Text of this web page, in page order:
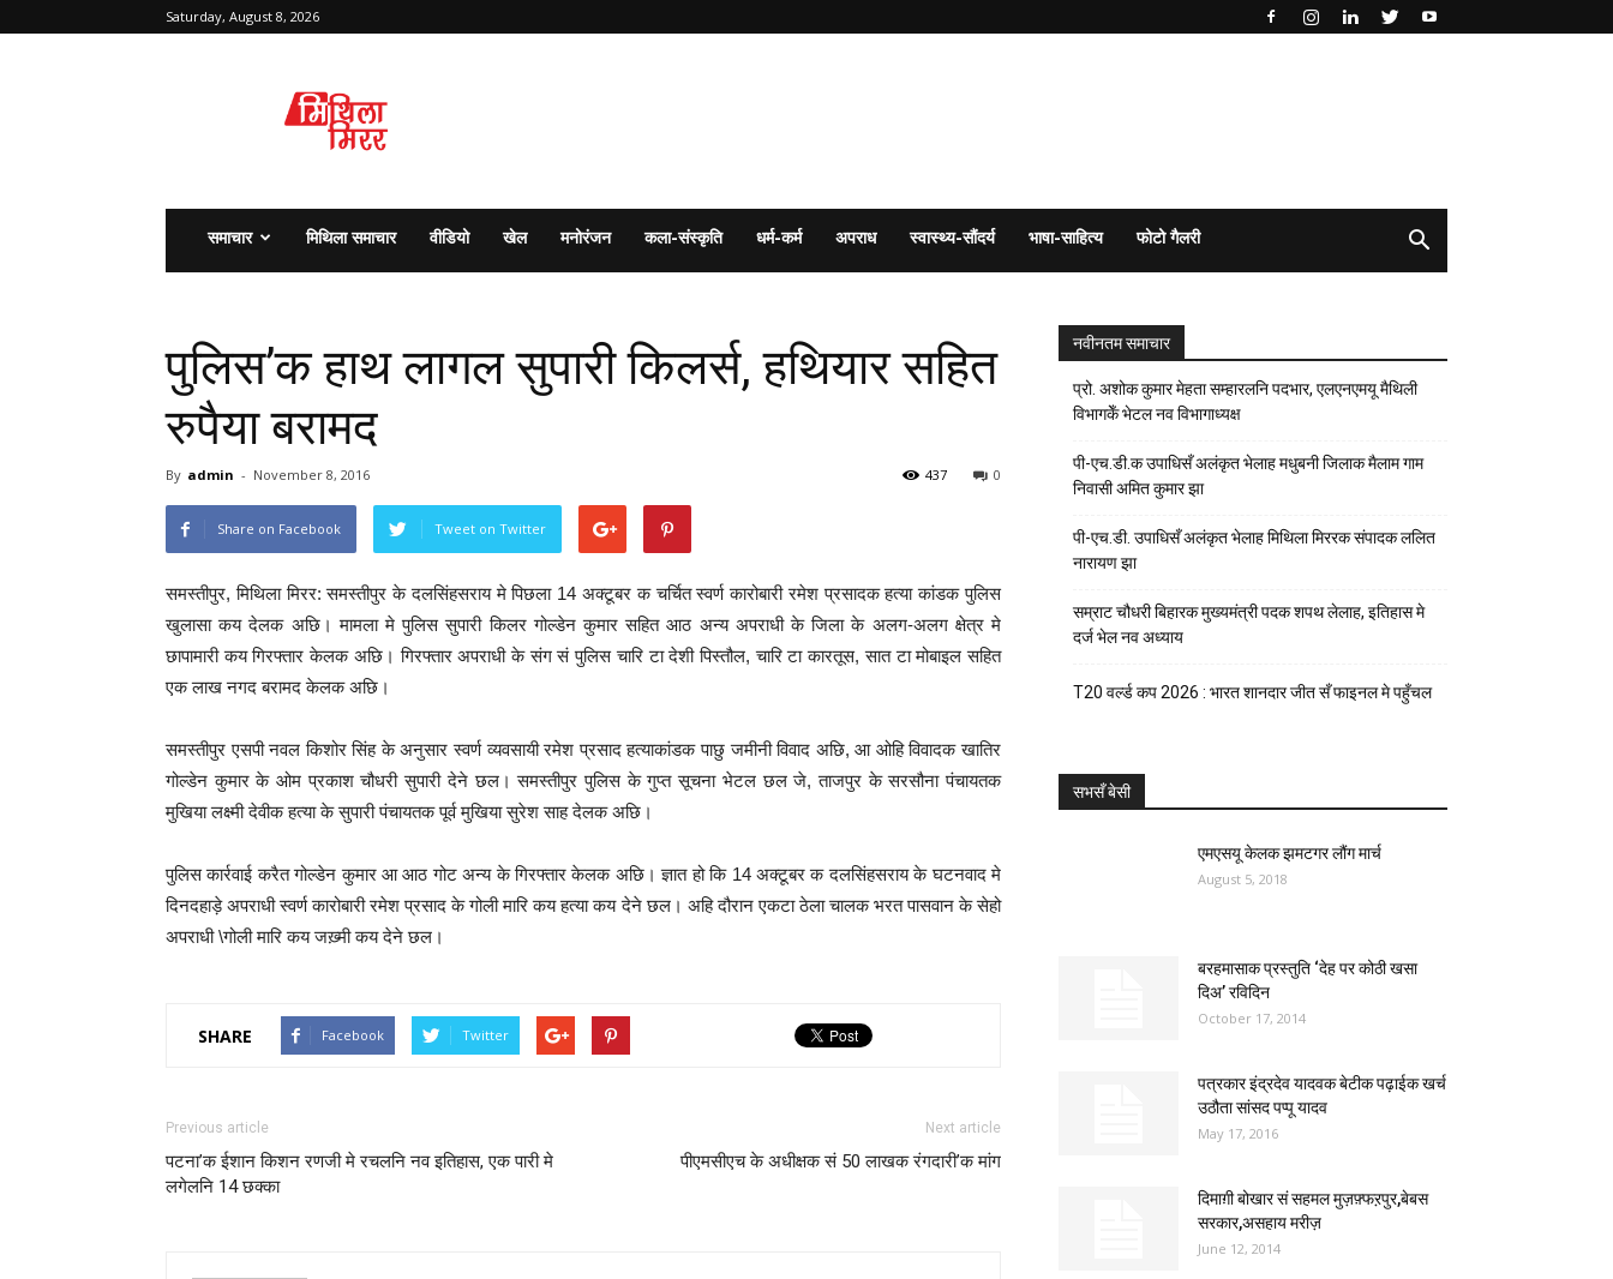
Saturday, August 8, 2026
समाचार मिथिला समाचार वीडियो खेल मनोरंजन कला-संस्कृति धर्म-कर्म अपराध स्वास्थ्य-सौंदर्य भाषा-साहित्य फोटो गैलरी
पुलिस’क हाथ लागल सुपारी किलर्स, हथियार सहित
रुपैया बरामद
By admin - November 8, 2016 0
437
Share on Facebook Tweet on Twitter
समस्तीपुर, मिथिला मिरर: समस्तीपुर के दलसिंहसराय मे पिछला 14 अक्टूबर क चर्चित स्वर्ण कारोबारी रमेश प्रसादक हत्या कांडक पुलिस
खुलासा कय देलक अछि। मामला मे पुलिस सुपारी किलर गोल्डेन कुमार सहित आठ अन्य अपराधी के जिला के अलग-अलग क्षेत्र मे
छापामारी कय गिरफ्तार केलक अछि। गिरफ्तार अपराधी के संग सं पुलिस चारि टा देशी पिस्तौल, चारि टा कारतूस, सात टा मोबाइल सहित
एक लाख नगद बरामद केलक अछि।
समस्तीपुर एसपी नवल किशोर सिंह के अनुसार स्वर्ण व्यवसायी रमेश प्रसाद हत्याकांडक पाछु जमीनी विवाद अछि, आ ओहि विवादक खातिर
गोल्डेन कुमार के ओम प्रकाश चौधरी सुपारी देने छल। समस्तीपुर पुलिस के गुप्त सूचना भेटल छल जे, ताजपुर के सरसौना पंचायतक
मुखिया लक्ष्मी देवीक हत्या के सुपारी पंचायतक पूर्व मुखिया सुरेश साह देलक अछि।
पुलिस कार्रवाई करैत गोल्डेन कुमार आ आठ गोट अन्य के गिरफ्तार केलक अछि। ज्ञात हो कि 14 अक्टूबर क दलसिंहसराय के घटनवाद मे
दिनदहाड़े अपराधी स्वर्ण कारोबारी रमेश प्रसाद के गोली मारि कय हत्या कय देने छल। अहि दौरान एकटा ठेला चालक भरत पासवान के सेहो
अपराधी \गोली मारि कय जख़्मी कय देने छल।
SHARE Facebook Twitter
Previous article
पटना’क ईशान किशन रणजी मे रचलनि नव इतिहास, एक पारी मे
लगेलनि 14 छक्का
Next article
पीएमसीएच के अधीक्षक सं 50 लाखक रंगदारी’क मांग
नवीनतम समाचार
प्रो. अशोक कुमार मेहता सम्हारलनि पदभार, एलएनएमयू मैथिली
विभागकेँ भेटल नव विभागाध्यक्ष
पी-एच.डी.क उपाधिसँ अलंकृत भेलाह मधुबनी जिलाक मैलाम गाम
निवासी अमित कुमार झा
पी-एच.डी. उपाधिसँ अलंकृत भेलाह मिथिला मिररक संपादक ललित
नारायण झा
सम्राट चौधरी बिहारक मुख्यमंत्री पदक शपथ लेलाह, इतिहास मे
दर्ज भेल नव अध्याय
T20 वर्ल्ड कप 2026 : भारत शानदार जीत सँ फाइनल मे पहुँचल
सभसँ बेसी
एमएसयू केलक झमटगर लौंग मार्च
August 5, 2018
बरहमासाक प्रस्तुति ‘देह पर कोठी खसा
दिअ’ रविदिन
October 17, 2014
पत्रकार इंद्रदेव यादवक बेटीक पढ़ाईक खर्च
उठौता सांसद पप्पू यादव
May 17, 2016
दिमाग़ी बोखार सं सहमल मुज़फ़्फऱपुर,बेबस
सरकार,असहाय मरीज़
June 12, 2014